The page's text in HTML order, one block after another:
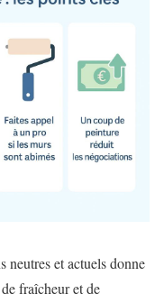
neutres et actuels donne
fraîcheur et de